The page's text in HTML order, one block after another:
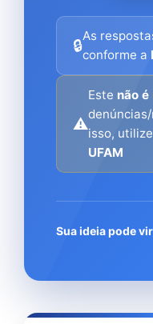
🔒
As
conforme a
⚠️
Este não é
isso,
UFAM
Sua ideia pode